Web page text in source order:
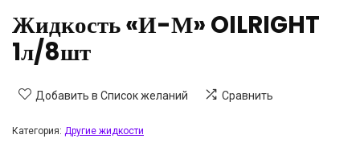
Жидкость «И-М» OILRIGHT
1л/8шт
Добавить в Список желаний Сравнить
Категория: Другие жидкости